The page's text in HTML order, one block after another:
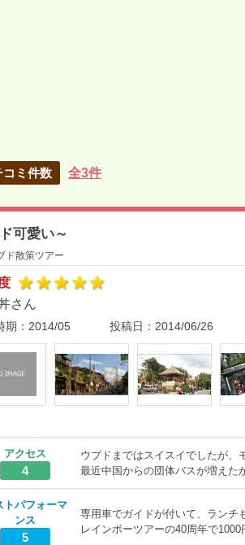
コミ件数 全3件
可愛い～
ド散策ツアー
さん
期： 2014/05 投稿日： 2014/06/26
アクセス
4
ウブドまではスイスイでしたが、
最近中国からの団体バスが増えた
トパフォーマ
ンス
5
専用車でガイドが付いて、ランチ
レインボーツアーの40周年で